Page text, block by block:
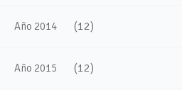
Año 2014 (12)
Año 2015 (12)